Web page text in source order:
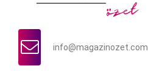
info@magazinozet.com